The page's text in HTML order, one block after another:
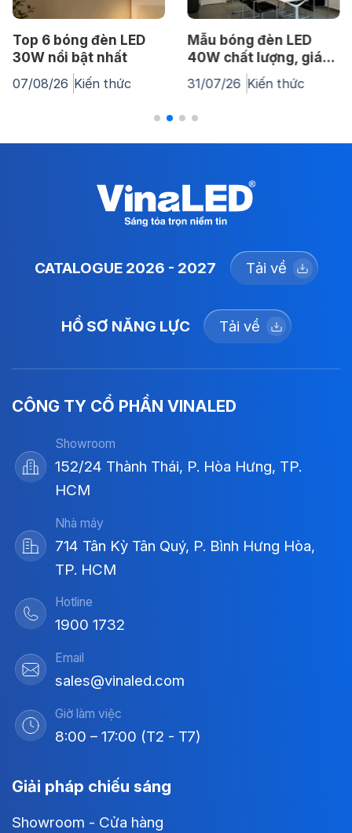
bóng đèn LED
nổi bật nhất
26 Kiến thức
Mẫu bóng đèn LED
40W chất lượng, giá
tốt nhất
31/07/26 Kiến thức
CATALOGUE 2026 - 2027 Tải về
HỒ SƠ NĂNG LỰC Tải về
CÔNG TY CỔ PHẦN VINALED
Showroom
152/24 Thành Thái, P. Hòa Hưng, TP.
HCM
Nhà máy
714 Tân Kỳ Tân Quý, P. Bình Hưng Hòa,
TP. HCM
Hotline
1900 1732
Email
sales@vinaled.com
Giờ làm việc
8:00 – 17:00 (T2 - T7)
Giải pháp chiếu sáng
Showroom - Cửa hàng